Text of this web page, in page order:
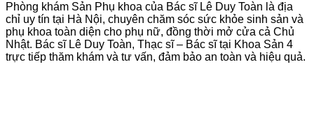
Phòng khám Sản Phụ khoa của Bác sĩ Lê Duy Toàn là địa
chỉ uy tín tại Hà Nội, chuyên chăm sóc sức khỏe sinh sản và
phụ khoa toàn diện cho phụ nữ, đồng thời mở cửa cả Chủ
Nhật. Bác sĩ Lê Duy Toàn, Thạc sĩ – Bác sĩ tại Khoa Sản 4
trực tiếp thăm khám và tư vấn, đảm bảo an toàn và hiệu quả.